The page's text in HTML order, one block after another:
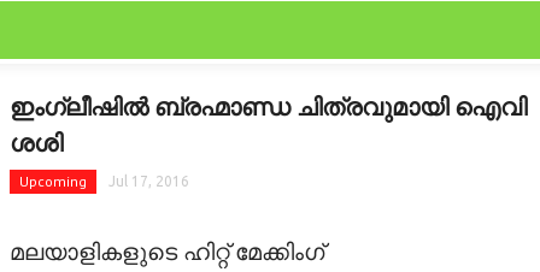
FEATURED
FILM SCAN
ഇംഗ്ലീഷില്‍ ബ്രഹ്മാണ്ഡ ചിത്രവുമായി ഐവി
ശശി
Upcoming Jul 17, 2016
മലയാളികളുടെ ഹിറ്റ് മേക്കിംഗ്